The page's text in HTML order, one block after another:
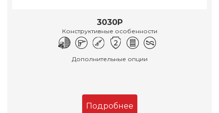
3030Р
Конструктивные особенности
Дополнительные опции
Подробнее